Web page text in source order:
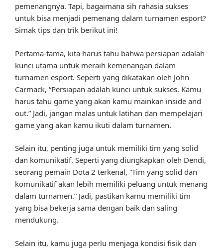
pemenangnya. Tapi, bagaimana sih rahasia sukses
untuk bisa menjadi pemenang dalam turnamen esport?
Simak tips dan trik berikut ini!
Pertama-tama, kita harus tahu bahwa persiapan adalah
kunci utama untuk meraih kemenangan dalam
turnamen esport. Seperti yang dikatakan oleh John
Carmack, “Persiapan adalah kunci untuk sukses. Kamu
harus tahu game yang akan kamu mainkan inside and
out.” Jadi, jangan malas untuk latihan dan mempelajari
game yang akan kamu ikuti dalam turnamen.
Selain itu, penting juga untuk memiliki tim yang solid
dan komunikatif. Seperti yang diungkapkan oleh Dendi,
seorang pemain Dota 2 terkenal, “Tim yang solid dan
komunikatif akan lebih memiliki peluang untuk menang
dalam turnamen.” Jadi, pastikan kamu memiliki tim
yang bisa bekerja sama dengan baik dan saling
mendukung.
Selain itu, kamu juga perlu menjaga kondisi fisik dan